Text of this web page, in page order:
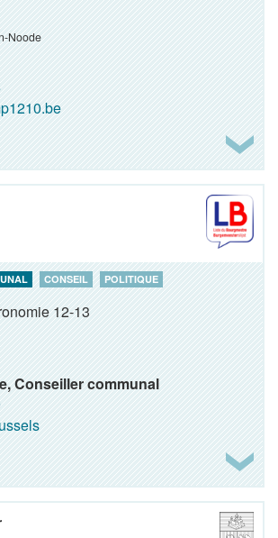
Noode
CONSEIL POLITIQUE
12-13
Conseiller communal